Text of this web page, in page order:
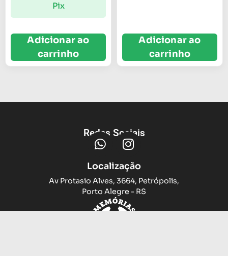
Pix
Adicionar ao
carrinho
Adicionar ao
carrinho
Redes Sociais
Localização
Av Protasio Alves, 3664, Petrópolis,
Porto Alegre - RS